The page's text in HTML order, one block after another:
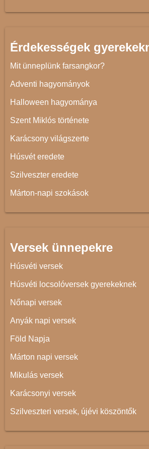
Érdekességek
Mit ünneplünk farsangkor?
Adventi hagyományok
Halloween hagyománya
Szent Miklós története
Karácsony világszerte
Húsvét eredete
Szilveszter eredete
Márton-napi szokások
Versek ünnepekre
Húsvéti versek
Húsvéti locsolóversek gyerekeknek
Nőnapi versek
Anyák napi versek
Föld Napja
Márton napi versek
Mikulás versek
Karácsonyi versek
Szilveszteri versek, újévi köszöntők